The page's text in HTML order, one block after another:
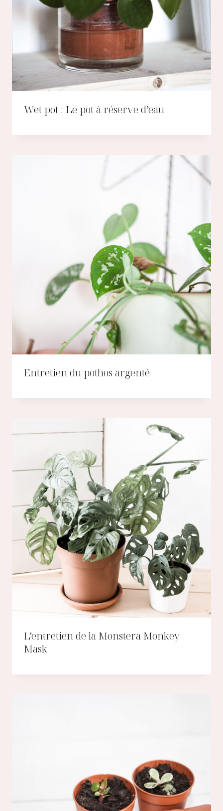
Wet pot : Le pot à réserve d’eau
Entretien du pothos argenté
L’entretien de la Monstera Monkey
Mask